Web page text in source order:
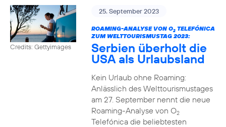
Credits: Gettyimages
25. September 2023
ROAMING-ANALYSE VON O2TELEFÓNICA
ZUM WELTTOURISMUSTAG 2023:
Serbien überholt die
USA als Urlaubsland
Kein Urlaub ohne Roaming:
Anlässlich des Welttourismustages
am 27. September nennt die neue
Roaming-Analyse von O2
Telefónica die beliebtesten